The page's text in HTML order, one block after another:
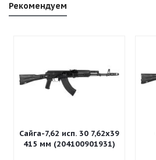
Рекомендуем
Сайга-7,62 исп. 30 7,62x39
415 мм (204100901931)